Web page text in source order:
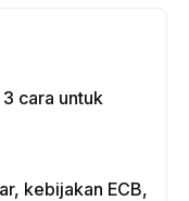
cara untuk
kebijakan ECB,